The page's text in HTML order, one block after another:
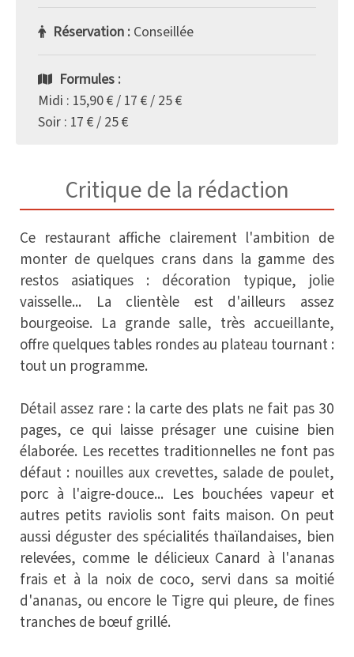
Réservation : Conseillée
Formules :
Midi : 15,90 € / 17 € / 25 €
Soir : 17 € / 25 €
Critique de la rédaction
Ce restaurant affiche clairement l'ambition de
monter de quelques crans dans la gamme des
restos asiatiques : décoration typique, jolie
vaisselle... La clientèle est d'ailleurs assez
bourgeoise. La grande salle, très accueillante,
offre quelques tables rondes au plateau tournant :
tout un programme.
Détail assez rare : la carte des plats ne fait pas 30
pages, ce qui laisse présager une cuisine bien
élaborée. Les recettes traditionnelles ne font pas
défaut : nouilles aux crevettes, salade de poulet,
porc à l'aigre-douce... Les bouchées vapeur et
autres petits raviolis sont faits maison. On peut
aussi déguster des spécialités thaïlandaises, bien
relevées, comme le délicieux Canard à l'ananas
frais et à la noix de coco, servi dans sa moitié
d'ananas, ou encore le Tigre qui pleure, de fines
tranches de bœuf grillé.